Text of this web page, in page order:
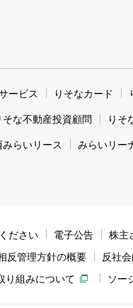
ービス りそなカード
そな不動産投資顧問 りそ
みらいリース みらいリー
ださい 電子公告 株主
反管理方針の概要 反社
り組みについて
ソー